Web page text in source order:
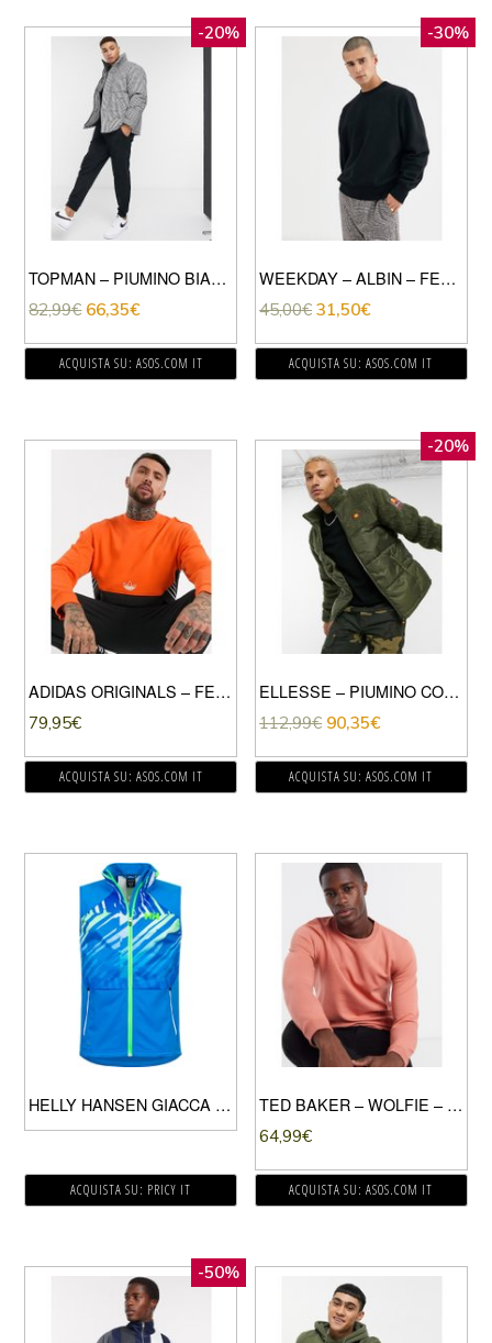
-20%
TOPMAN – PIUMINO BIANCO E NERO A QUADRETTI
82,99€ 66,35€
ACQUISTA SU: ASOS.COM IT
-30%
WEEKDAY – ALBIN – FELPA OVERSIZE NERA-NERO
45,00€ 31,50€
ACQUISTA SU: ASOS.COM IT
ADIDAS ORIGINALS – FELPA CON TRIFOGLIO CENTRALE ARANCIONE
79,95€
ACQUISTA SU: ASOS.COM IT
-20%
ELLESSE – PIUMINO COLOR KAKI MISTO PILE-VERDE
112,99€ 90,35€
ACQUISTA SU: ASOS.COM IT
HELLY HANSEN GIACCA UOMO BLUE
ACQUISTA SU: PRICY IT
TED BAKER – WOLFIE – FELPA GIROCOLLO ARANCIONE
64,99€
ACQUISTA SU: ASOS.COM IT
-50%